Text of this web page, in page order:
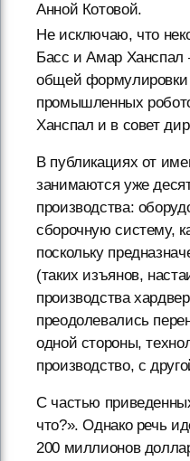
Анной Котовой.
Не исключаю, что
Басс и Амар Ханспал
общей формулировки
промышленных
Ханспал и в совет
В публикациях от
занимаются уже
производства:
сборочную систему,
поскольку
(таких изъянов,
производства
преодолевались
одной стороны,
производство, с
С частью
что?». Однако речь
200 миллионов